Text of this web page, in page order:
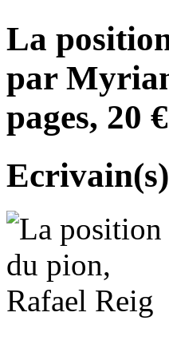
La
par
pages, 20 €